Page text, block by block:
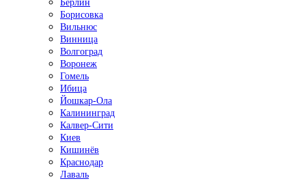
Берлин
Борисовка
Вильнюс
Винница
Волгоград
Воронеж
Гомель
Ибица
Йошкар-Ола
Калининград
Калвер-Сити
Киев
Кишинёв
Краснодар
Лаваль